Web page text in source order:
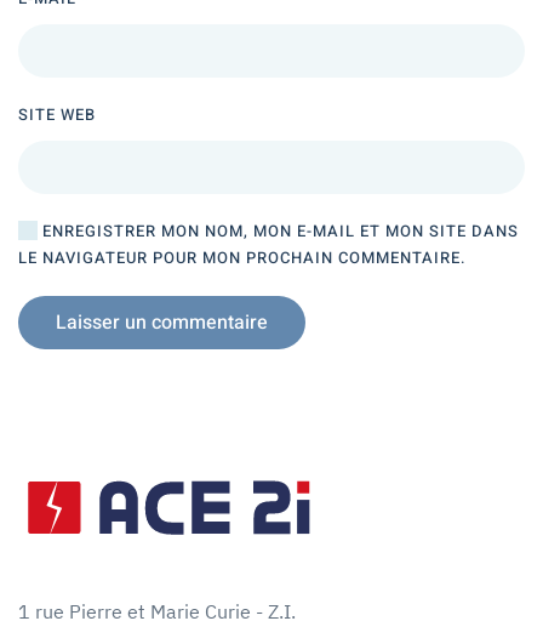
SITE WEB
ENREGISTRER MON NOM, MON E-MAIL ET MON SITE DANS
LE NAVIGATEUR POUR MON PROCHAIN COMMENTAIRE.
Laisser un commentaire
1 rue Pierre et Marie Curie - Z.I.